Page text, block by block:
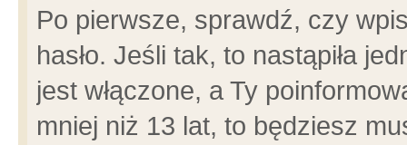
Po pierwsze, sprawdź, czy
hasło. Jeśli tak, to nastąpiła
jest włączone, a Ty
mniej niż 13 lat, to będziesz